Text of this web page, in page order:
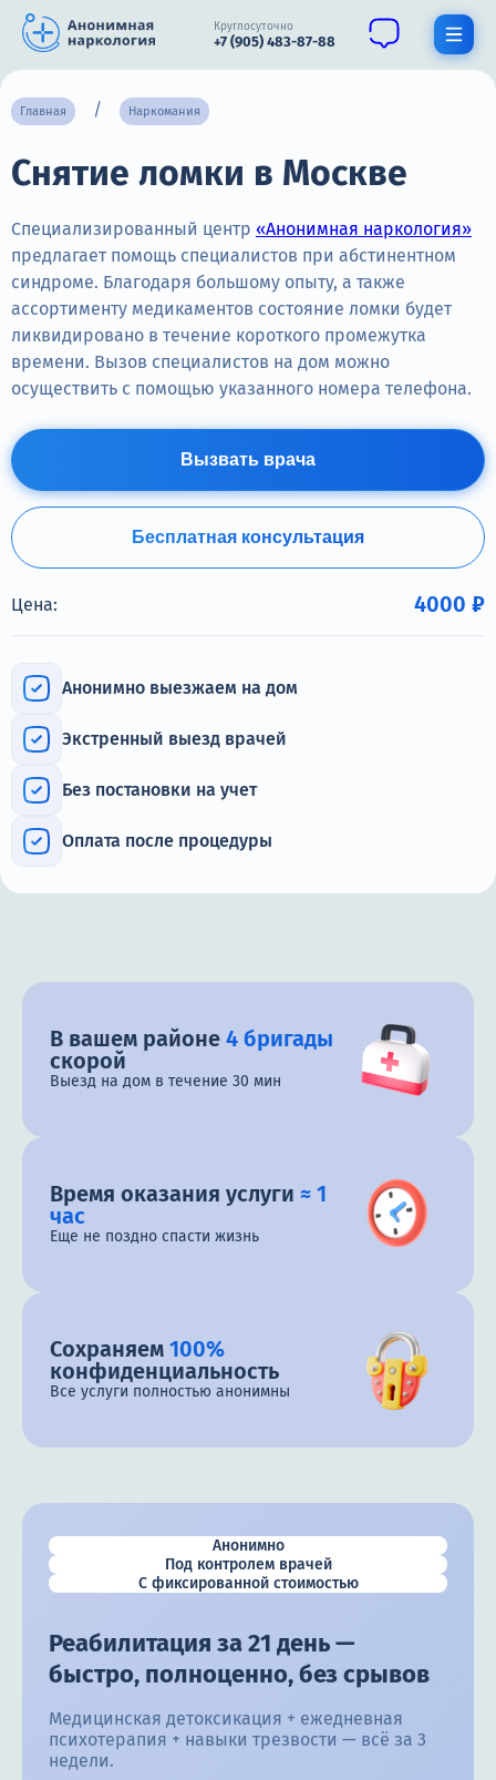
Круглосуточно
+7 (905) 483-87-88
О нас
Алкоголизм
Нарколог
Стационар
Терапия
Круглосуточно, анонимно
Адрес call-центра
Главная Наркомания
Снятие ломки в Москве
Специализированный центр «Анонимная наркология»
предлагает помощь специалистов при абстинентном
синдроме. Благодаря большому опыту, а также
ассортименту медикаментов состояние ломки будет
ликвидировано в течение короткого промежутка
времени. Вызов специалистов на дом можно
осуществить с помощью указанного номера телефона.
Вызвать врача
Бесплатная консультация
Цена: 4000 ₽
Анонимно выезжаем на дом
Экстренный выезд врачей
Без постановки на учет
Оплата после процедуры
В вашем районе 4 бригады
скорой
Выезд на дом в течение 30 мин
Время оказания услуги ≈ 1
час
Еще не поздно спасти жизнь
Сохраняем 100%
конфиденциальность
Все услуги полностью анонимны
Анонимно
Под контролем врачей
С фиксированной стоимостью
Реабилитация за 21 день —
быстро, полноценно, без срывов
Медицинская детоксикация + ежедневная
психотерапия + навыки трезвости — всё за 3
недели.